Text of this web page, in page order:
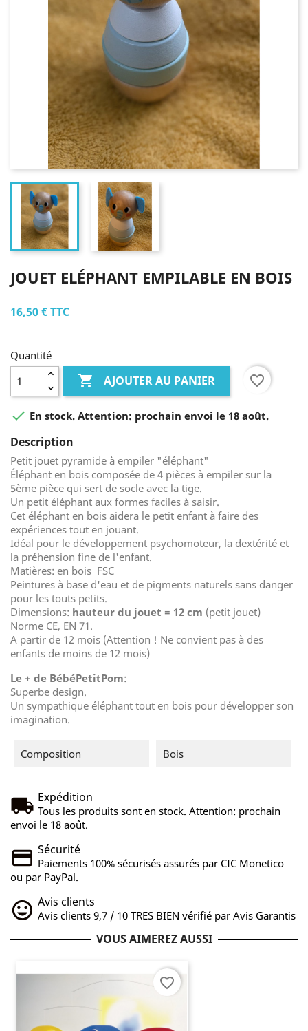
JOUET ELÉPHANT EMPILABLE EN BOIS
16,50 €TTC
Quantité
 AJOUTER AU PANIER favorite_border
 En stock. Attention: prochain envoi le 18 août.
Description
Petit jouet pyramide à empiler "éléphant"
Éléphant en bois composée de 4 pièces à empiler sur la
5ème pièce qui sert de socle avec la tige.
Un petit éléphant aux formes faciles à saisir.
Cet éléphant en bois aidera le petit enfant à faire des
expériences tout en jouant.
Idéal pour le développement psychomoteur, la dextérité et
la préhension fine de l'enfant.
Matières: en bois FSC
Peintures à base d'eau et de pigments naturels sans danger
pour les touts petits.
Dimensions: hauteur du jouet = 12 cm (petit jouet)
Norme CE, EN 71.
A partir de 12 mois (Attention ! Ne convient pas à des
enfants de moins de 12 mois)
Le + de BébéPetitPom:
Superbe design.
Un sympathique éléphant tout en bois pour développer son
imagination.
Composition Bois
Expédition
Tous les produits sont en stock. Attention: prochain
envoi le 18 août.
Sécurité
Paiements 100% sécurisés assurés par CIC Monetico
ou par PayPal.
Avis clients
Avis clients 9,7 / 10 TRES BIEN vérifié par Avis Garantis
VOUS AIMEREZ AUSSI
favorite_border